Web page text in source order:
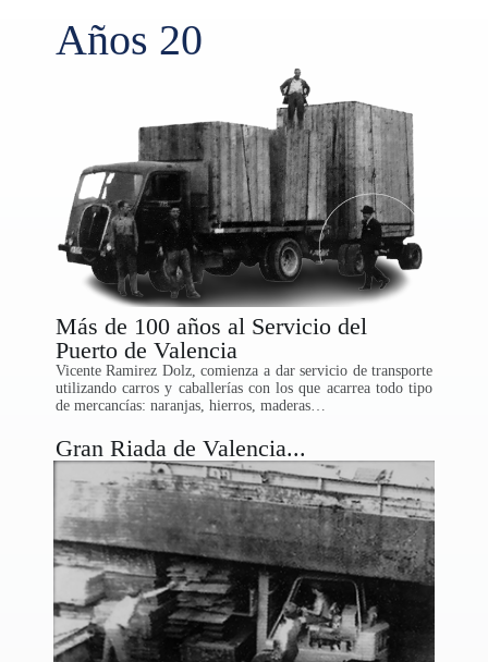
Años 20
Más de 100 años al Servicio del
Puerto de Valencia
Vicente Ramirez Dolz, comienza a dar servicio de transporte
utilizando carros y caballerías con los que acarrea todo tipo
de mercancías: naranjas, hierros, maderas…
Gran Riada de Valencia...